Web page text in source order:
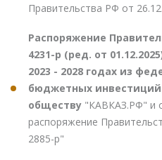
Правительства РФ от
Распоряжение
4231-р (ред. от
2023 - 2028 годах из
бюджетных
обществу "КАВКАЗ.РФ" и
распоряжение
2885-р"